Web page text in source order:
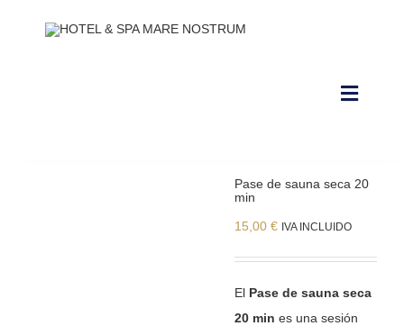
Toggle
Pase de sauna seca 20
min
15,00 € IVA INCLUIDO
El Pase de sauna seca
20 min es una sesión